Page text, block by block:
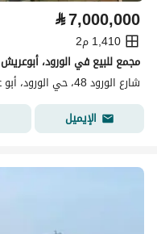
⃁7,000,000
1,410 م2
مجمع للبيع في الورود، أبوعريش
شارع الورود 48، حي الورود، أبو عريش
الإيميل